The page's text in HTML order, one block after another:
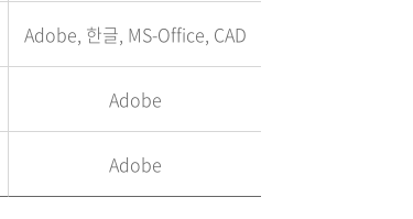
Adobe, 한글, MS-Office, CAD
Adobe
Adobe